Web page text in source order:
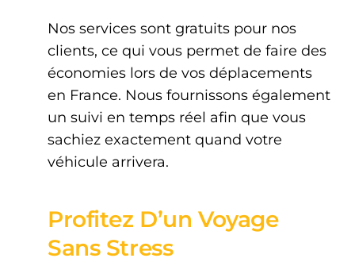
Nos services sont gratuits pour nos
clients, ce qui vous permet de faire des
économies lors de vos déplacements
en France. Nous fournissons également
un suivi en temps réel afin que vous
sachiez exactement quand votre
véhicule arrivera.
Profitez D’un Voyage
Sans Stress